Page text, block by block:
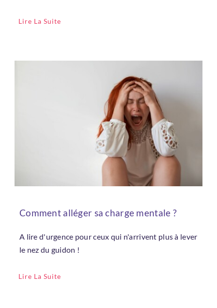
Lire La Suite
Comment alléger sa charge mentale ?
A lire d'urgence pour ceux qui n'arrivent plus à lever
le nez du guidon !
Lire La Suite